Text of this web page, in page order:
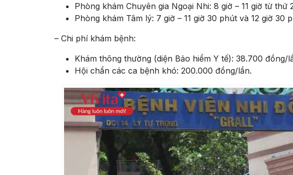
Phòng khám Chuyên gia Ngoại Nhi: 8 giờ – 11 giờ từ thứ
Phòng khám Tâm lý: 7 giờ – 11 giờ 30 phút và 12 giờ 30
– Chi phí khám bệnh:
Khám thông thường (diện Bảo hiểm Y tế): 38.700 đồng/
Hội chẩn các ca bệnh khó: 200.000 đồng/lần.